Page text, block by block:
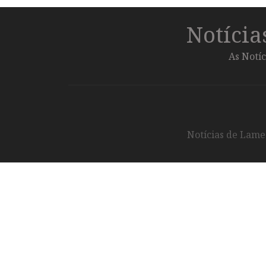
As
Notícias de